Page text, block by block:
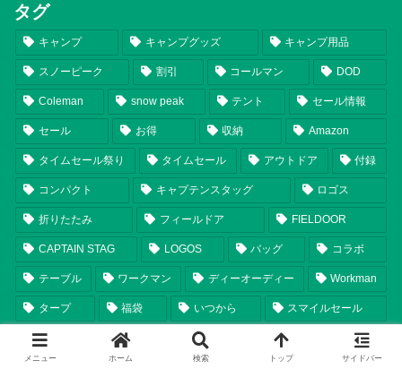
タグ
キャンプ キャンプグッズ キャンプ用品
スノーピーク 割引 コールマン DOD
Coleman snow peak テント セール情報
セール お得 収納 Amazon
タイムセール祭り タイムセール アウトドア 付録
コンパクト キャプテンスタッグ ロゴス
折りたたみ フィールドア FIELDOOR
CAPTAIN STAG LOGOS バッグ コラボ
テーブル ワークマン ディーオーディー Workman
タープ 福袋 いつから スマイルセール
チェア ランタン シェルター 軽量
メニュー ホーム 検索 トップ サイドバー